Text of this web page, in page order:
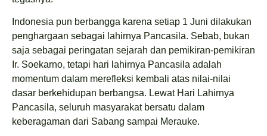
Indonesia pun berbangga karena setiap 1 Juni dilakukan
penghargaan sebagai lahirnya Pancasila. Sebab, bukan
saja sebagai peringatan sejarah dan pemikiran-pemikiran
Ir. Soekarno, tetapi hari lahirnya Pancasila adalah
momentum dalam merefleksi kembali atas nilai-nilai
dasar berkehidupan berbangsa. Lewat Hari Lahirnya
Pancasila, seluruh masyarakat bersatu dalam
keberagaman dari Sabang sampai Merauke.